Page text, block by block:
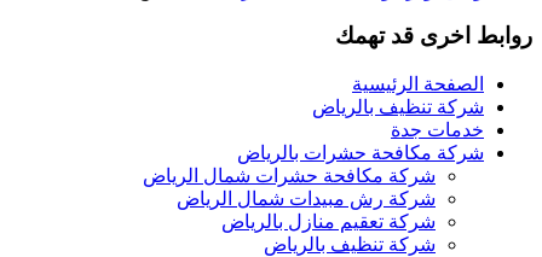
روابط اخرى قد تهمك
الصفحة الرئيسية
شركة تنظيف بالرياض
خدمات جدة
شركة مكافحة حشرات بالرياض
شركة مكافحة حشرات شمال الرياض
شركة رش مبيدات شمال الرياض
شركة تعقيم منازل بالرياض
شركة تنظيف بالرياض